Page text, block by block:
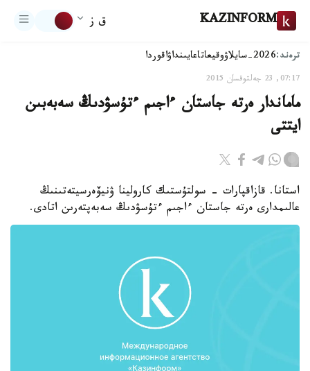
KAZINFORM ق ز
ترەند:2026-سايلاۋ وقيعاتاعايىنداۋاقوردا
07:17, 23 جەلتوقسان 2015
ماماندار ەرتە جاستان ءاجىم ءتۇسۋدىڭ سەبەبىن
ايتتى
استانا. قازاقپارات - سولتۇستىك كارولينا ۋنيۆەرسيتەتىنىڭ
عالىمدارى ەرتە جاستان ءاجىم ءتۇسۋدىڭ سەبەپتەرىن اتادى.